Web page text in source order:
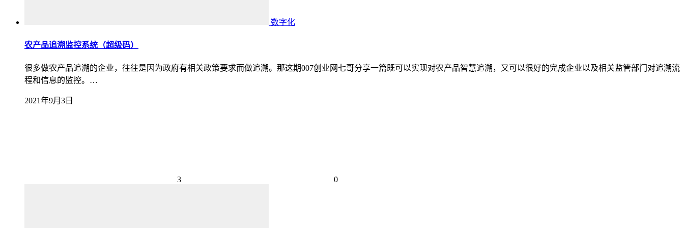
数字化
农产品追溯监控系统（超级码）
很多做农产品追溯的企业，往往是因为政府有相关政策要求而做追溯。那这期007创业网七哥分享一篇既可以实现对农产品智慧追溯，又可以很好的完成企业以及相关监管部门对追溯流
程和信息的监控。…
2021年9月3日
3 0